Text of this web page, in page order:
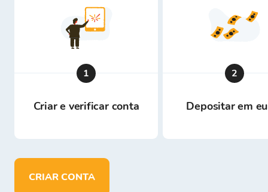
1
Criar e verificar conta
2
Depositar em
CRIAR CONTA